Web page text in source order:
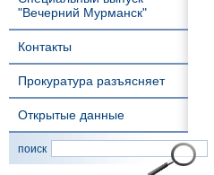
"Вечерний Мурманск"
Контакты
Прокуратура разъясняет
Открытые данные
поиск